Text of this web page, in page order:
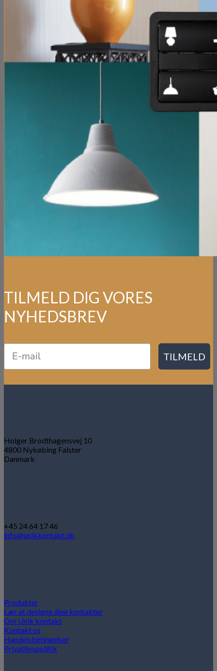
TILMELD DIG VORES
NYHEDSBREV
TILMELD
Holger Brodthagensvej 10
4800 Nykøbing Falster
Danmark
+45 24 64 17 46
info@unikkontakt.dk
Produkter
Lær at designe dine kontakter
Om Unik kontakt
Kontakt os
Handelsbetingelser
Privatlivspolitik